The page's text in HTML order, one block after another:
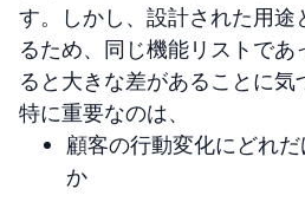
す。しかし、設計された用途
るため、同じ機能リストで
ると大きな差があることに気
特に重要なのは、
顧客の行動変化にどれ
か